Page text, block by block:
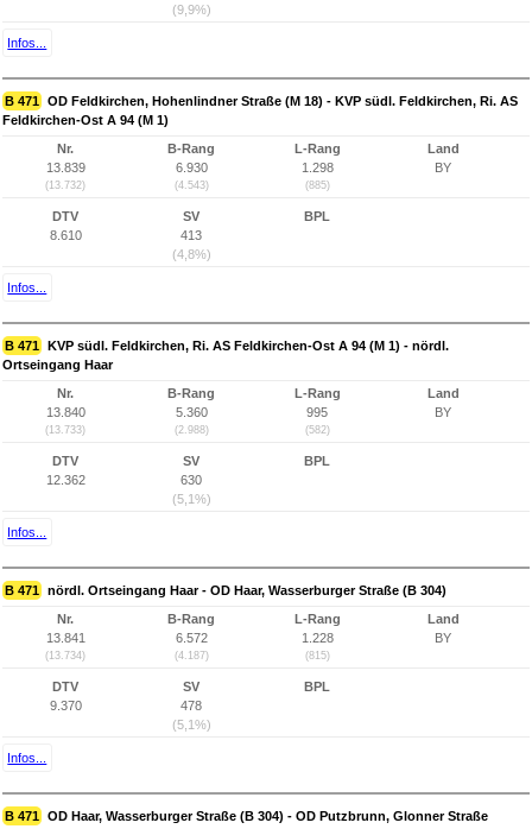
(9,9%)
Infos...
B 471 OD Feldkirchen, Hohenlindner Straße (M 18) - KVP südl. Feldkirchen, Ri. AS
Feldkirchen-Ost A 94 (M 1)
Nr.
13.839
(13.732)
B-Rang
6.930
(4.543)
L-Rang
1.298
(885)
Land
BY
DTV
8.610
SV
413
(4,8%)
BPL
Infos...
B 471 KVP südl. Feldkirchen, Ri. AS Feldkirchen-Ost A 94 (M 1) - nördl.
Ortseingang Haar
Nr.
13.840
(13.733)
B-Rang
5.360
(2.988)
L-Rang
995
(582)
Land
BY
DTV
12.362
SV
630
(5,1%)
BPL
Infos...
B 471 nördl. Ortseingang Haar - OD Haar, Wasserburger Straße (B 304)
Nr.
13.841
(13.734)
B-Rang
6.572
(4.187)
L-Rang
1.228
(815)
Land
BY
DTV
9.370
SV
478
(5,1%)
BPL
Infos...
B 471 OD Haar, Wasserburger Straße (B 304) - OD Putzbrunn, Glonner Straße